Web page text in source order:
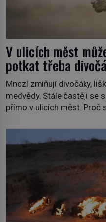
V ulicích měst
potkat třeba
Mnozí zmiňují divočáky,
medvědy. Stále častěji se
přímo v ulicích měst. Proč
jiných. My se raději
prozkoumáme, jaká další